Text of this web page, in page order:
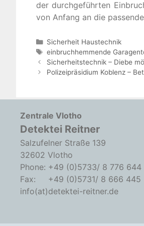
der durchgeführten
von Anfang an die
Kategorien
Sicherheit Haustechnik
Schlagwörter
einbruchhemmende
Sicherheitstechnik – Diebe
Polizeipräsidium Koblenz –
Zentrale Vlotho
Detektei Reitner
Salzufelner Straße 139
32602 Vlotho
Phone: +49 (0)5733/ 8 776 644
Fax: +49 (0)5731/ 8 666 445
info(at)detektei-reitner.de